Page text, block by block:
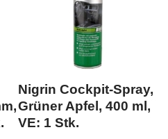
Nigrin Cockpit-Spray,
Grüner Apfel, 400 ml,
VE: 1 Stk.